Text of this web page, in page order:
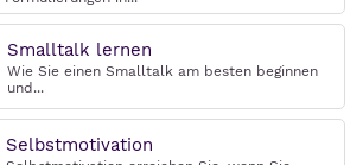
Smalltalk lernen
Wie Sie einen Smalltalk am besten beginnen
und...
Selbstmotivation